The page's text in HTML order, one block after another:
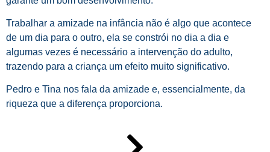
Trabalhar a amizade na infância não é algo que acontece
de um dia para o outro, ela se constrói no dia a dia e
algumas vezes é necessário a intervenção do adulto,
trazendo para a criança um efeito muito significativo.
Pedro e Tina nos fala da amizade e, essencialmente, da
riqueza que a diferença proporciona.